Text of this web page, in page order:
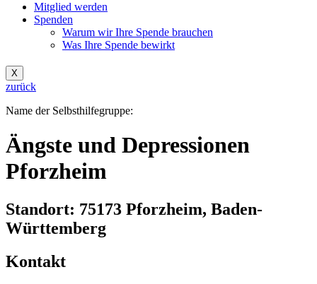
Mitglied werden
Spenden
Warum wir Ihre Spende brauchen
Was Ihre Spende bewirkt
X
zurück
Name der Selbsthilfegruppe:
Ängste und Depressionen
Pforzheim
Standort: 75173 Pforzheim, Baden-
Württemberg
Kontakt